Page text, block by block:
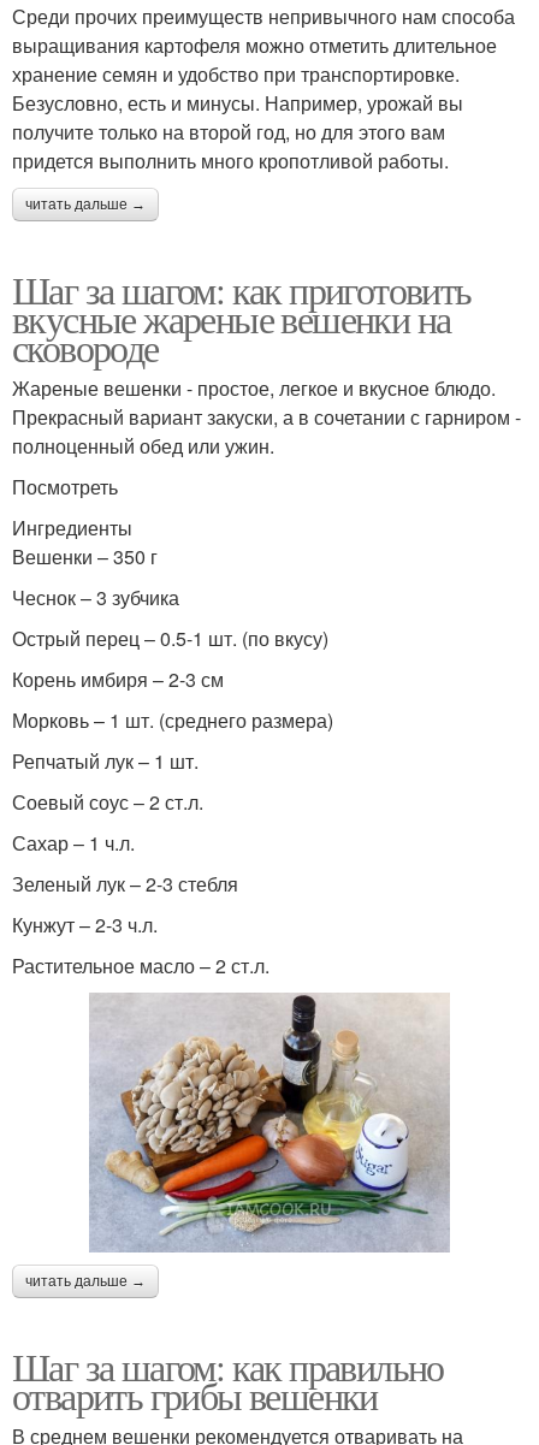
Среди прочих преимуществ непривычного нам способа
выращивания картофеля можно отметить длительное
хранение семян и удобство при транспортировке.
Безусловно, есть и минусы. Например, урожай вы
получите только на второй год, но для этого вам
придется выполнить много кропотливой работы.
читать дальше →
Шаг за шагом: как приготовить
вкусные жареные вешенки на
сковороде
Жареные вешенки - простое, легкое и вкусное блюдо.
Прекрасный вариант закуски, а в сочетании с гарниром -
полноценный обед или ужин.
Посмотреть
Ингредиенты
Вешенки – 350 г
Чеснок – 3 зубчика
Острый перец – 0.5-1 шт. (по вкусу)
Корень имбиря – 2-3 см
Морковь – 1 шт. (среднего размера)
Репчатый лук – 1 шт.
Соевый соус – 2 ст.л.
Сахар – 1 ч.л.
Зеленый лук – 2-3 стебля
Кунжут – 2-3 ч.л.
Растительное масло – 2 ст.л.
читать дальше →
Шаг за шагом: как правильно
отварить грибы вешенки
В среднем вешенки рекомендуется отваривать на